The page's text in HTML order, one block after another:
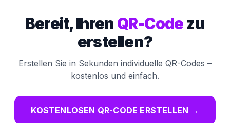
Bereit, Ihren QR-Codezu
erstellen?
Erstellen Sie in Sekunden individuelle QR-Codes –
kostenlos und einfach.
KOSTENLOSEN QR-CODE ERSTELLEN →